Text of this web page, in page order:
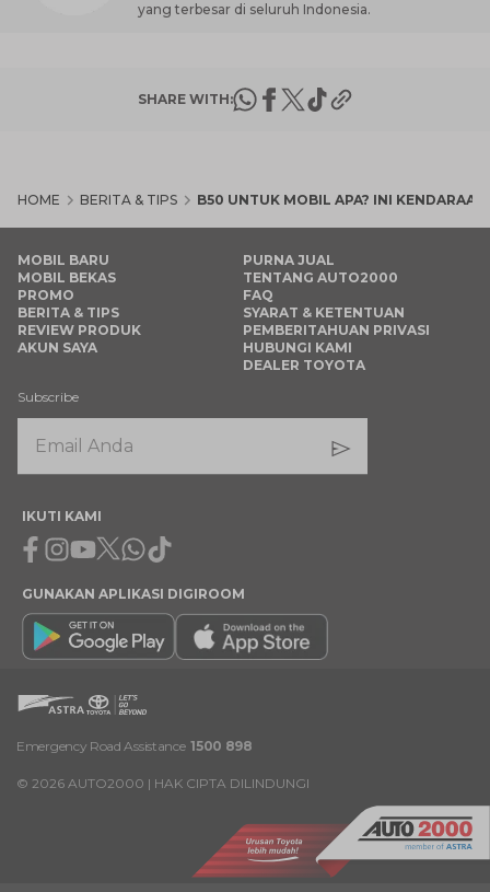
yang terbesar di seluruh Indonesia.
SHARE WITH:
HOME BERITA & TIPS B50 UNTUK MOBIL APA? INI
MOBIL BARU
MOBIL BEKAS
PROMO
BERITA & TIPS
REVIEW PRODUK
AKUN SAYA
PURNA JUAL
TENTANG AUTO2000
FAQ
SYARAT & KETENTUAN
PEMBERITAHUAN PRIVASI
HUBUNGI KAMI
DEALER TOYOTA
Subscribe
IKUTI KAMI
Facebook
Instagram
Youtube
X Whatsapp
Tiktok
GUNAKAN APLIKASI DIGIROOM
Emergency Road Assistance 1500 898
© 2026 AUTO2000 | HAK CIPTA DILINDUNGI